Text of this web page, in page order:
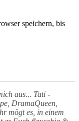
speichern, bis
aus... Tati -
DramaQueen,
mögt es, in einem